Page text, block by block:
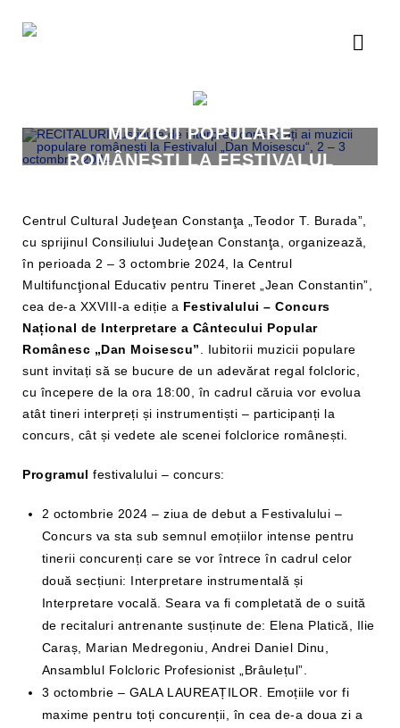
INTERPREȚI CONSACRAȚI AI
MUZICII POPULARE
ROMÂNEȘTI LA FESTIVALUL
OCTOMBRIE 2024
Centrul Cultural Judeţean Constanţa „Teodor T. Burada”,
cu sprijinul Consiliului Judeţean Constanţa, organizează,
în perioada 2 – 3 octombrie 2024, la Centrul
Multifuncţional Educativ pentru Tineret „Jean Constantin”,
cea de-a XXVIII-a ediție a Festivalului – Concurs
Național de Interpretare a Cântecului Popular
Românesc „Dan Moisescu” . Iubitorii muzicii populare
sunt invitați să se bucure de un adevărat regal folcloric,
cu începere de la ora 18:00, în cadrul căruia vor evolua
atât tineri interpreți și instrumentiști – participanți la
concurs, cât și vedete ale scenei folclorice românești.
Programul festivalului – concurs:
2 octombrie 2024 – ziua de debut a Festivalului –
Concurs va sta sub semnul emoțiilor intense pentru
tinerii concurenți care se vor întrece în cadrul celor
două secțiuni: Interpretare instrumentală și
Interpretare vocală. Seara va fi completată de o suită
de recitaluri antrenante susținute de: Elena Platică, Ilie
Caraș, Marian Medregoniu, Andrei Daniel Dinu,
Ansamblul Folcloric Profesionist „Brâulețul”.
3 octombrie – GALA LAUREAȚILOR. Emoțiile vor fi
maxime pentru toți concurenții, în cea de-a doua zi a